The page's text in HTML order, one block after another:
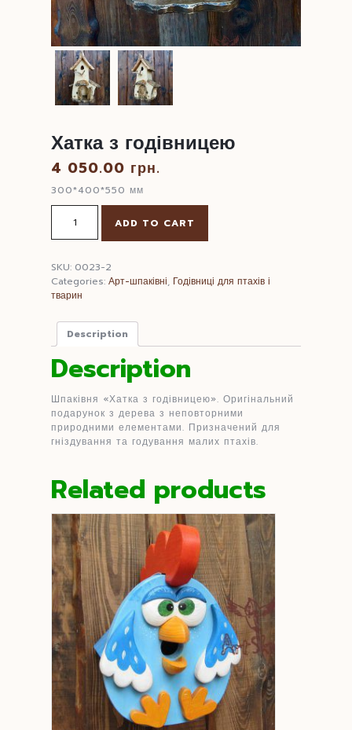
Хатка з годівницею
4 050.00 грн.
300*400*550 мм
годівницею
ADD TO CART
SKU: 0023-2
Categories: Арт-шпаківні, Годівниці для птахів і
тварин
Description
Description
Шпаківня «Хатка з годівницею». Оригінальний
подарунок з дерева з неповторними
природними елементами. Призначений для
гніздування та годування малих птахів.
Related products